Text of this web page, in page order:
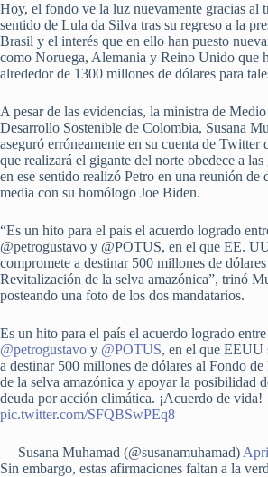
Hoy, el fondo ve la luz nuevamente gracias al
sentido de Lula da Silva tras su regreso a la
Brasil y el interés que en ello han puesto
como Noruega, Alemania y Reino Unido que
alrededor de 1300 millones de dólares para
A pesar de las evidencias, la ministra de
Desarrollo Sostenible de Colombia, Susana
aseguró erróneamente en su cuenta de Twitter
que realizará el gigante del norte obedece a las
en ese sentido realizó Petro en una reunión de
media con su homólogo Joe Biden.
“Es un hito para el país el acuerdo logrado
@petrogustavo y @POTUS, en el que EE.
compromete a destinar 500 millones de
Revitalización de la selva amazónica”, trinó
posteando una foto de los dos mandatarios.
Es un hito para el país el acuerdo logrado
@petrogustavo y @POTUS, en el que EEUU
a destinar 500 millones de dólares al Fondo
de la selva amazónica y apoyar la posibilidad
deuda por acción climática. ¡Acuerdo de vida!
pic.twitter.com/SFQBSwPEq8
— Susana Muhamad (@susanamuhamad)
Sin embargo, estas afirmaciones faltan a la